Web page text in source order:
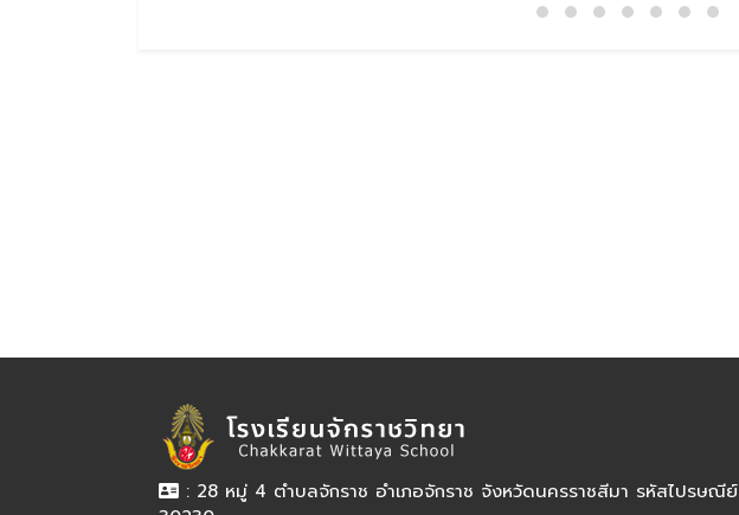
: 28 หมู่ 4 ตำบลจักราช อำเภอจักราช จังหวัดนครราชสีมา รหัสไปรษณีย์